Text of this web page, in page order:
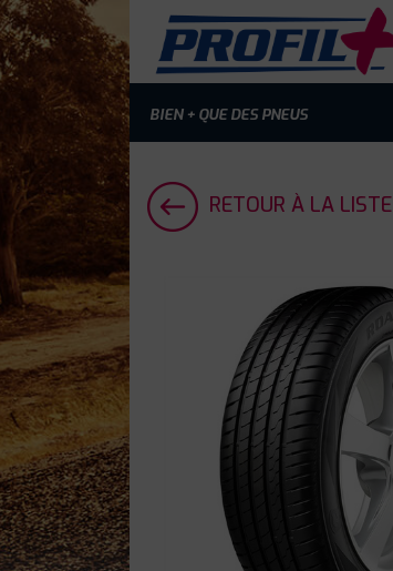
BIEN + QUE DES PNEUS
RETOUR À LA LISTE